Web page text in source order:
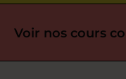
Voir nos cours